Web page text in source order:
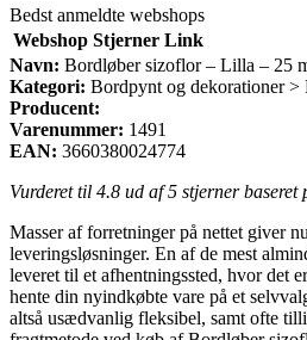
Bedst anmeldte webshops
Webshop Stjerner Link
Navn: Bordløber sizoflor – Lilla – 25
Kategori: Bordpynt og dekorationer
Producent:
Varenummer: 1491
EAN: 3660380024774
Vurderet til 4.8 ud af 5 stjerner baseret
Masser af forretninger på nettet giver
leveringsløsninger. En af de mest
leveret til et afhentningssted, hvor det
hente din nyindkøbte vare på et
altså usædvanlig fleksibel, samt ofte